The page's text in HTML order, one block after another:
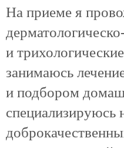
На приеме я
и
занимаюсь
и подбором
специализируюсь